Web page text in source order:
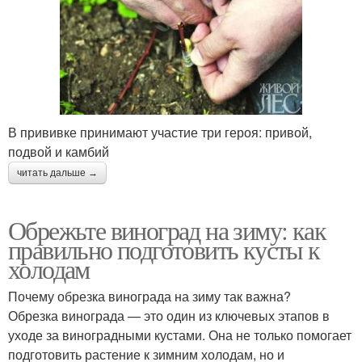
В прививке принимают участие три героя: привой,
подвой и камбий
читать дальше →
Обрежьте виноград на зиму: как
правильно подготовить кусты к
холодам
Почему обрезка винограда на зиму так важна?
Обрезка винограда — это один из ключевых этапов в
уходе за виноградными кустами. Она не только помогает
подготовить растение к зимним холодам, но и